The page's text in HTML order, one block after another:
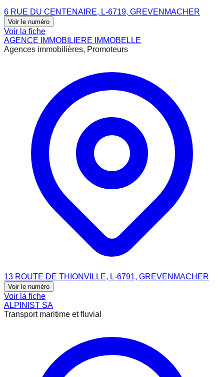
6 RUE DU CENTENAIRE, L-6719, GREVENMACHER
Voir le numéro
Voir la fiche
AGENCE IMMOBILIERE IMMOBELLE
Agences immobilières, Promoteurs
13 ROUTE DE THIONVILLE, L-6791, GREVENMACHER
Voir le numéro
Voir la fiche
ALPINIST SA
Transport maritime et fluvial